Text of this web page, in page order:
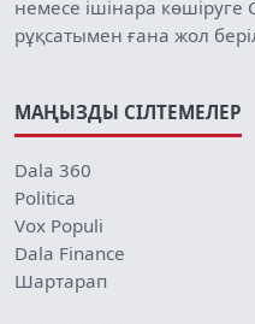
немесе ішінара көшіруге
рұқсатымен ғана жол
МАҢЫЗДЫ СІЛТЕМЕЛЕР
Dala 360
Politica
Vox Populi
Dala Finance
Шартарап